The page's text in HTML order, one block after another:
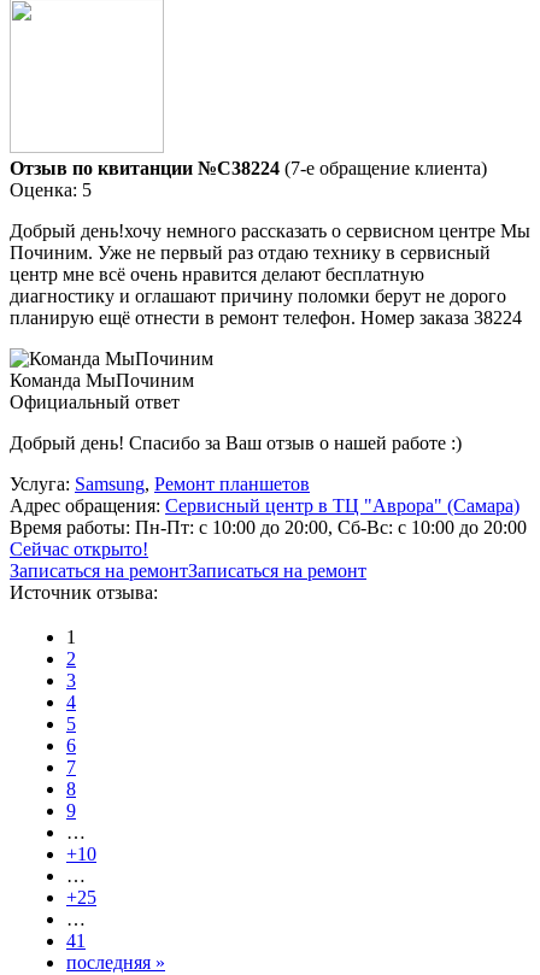
Отзыв по квитанции №C38224 (7-е обращение клиента)
Оценка: 5
Добрый день!хочу немного рассказать о сервисном центре Мы
Починим. Уже не первый раз отдаю технику в сервисный
центр мне всё очень нравится делают бесплатную
диагностику и оглашают причину поломки берут не дорого
планирую ещё отнести в ремонт телефон. Номер заказа 38224
Команда МыПочиним
Официальный ответ
Добрый день! Спасибо за Ваш отзыв о нашей работе :)
Услуга: Samsung, Ремонт планшетов
Адрес обращения: Сервисный центр в ТЦ "Аврора" (Самара)
Время работы: Пн-Пт: с 10:00 до 20:00, Сб-Вс: с 10:00 до 20:00
Сейчас открыто!
Записаться на ремонтЗаписаться на ремонт
Источник отзыва:
1
2
3
4
5
6
7
8
9
…
+10
…
+25
…
41
последняя »